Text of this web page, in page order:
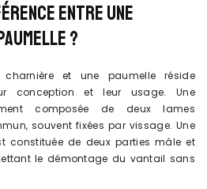
ENTRE UNE
?
et une paumelle réside
conception et leur usage. Une
composée de deux lames
souvent fixées par vissage. Une
constituée de deux parties mâle et
le démontage du vantail sans